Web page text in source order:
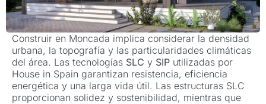
Construir en Moncada implica considerar la densidad
urbana, la topografía y las particularidades climáticas
del área. Las tecnologías SLC y SIP utilizadas por
House in Spain garantizan resistencia, eficiencia
energética y una larga vida útil. Las estructuras SLC
proporcionan solidez y sostenibilidad, mientras que